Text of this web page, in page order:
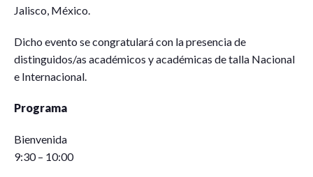
Jalisco, México.
Dicho evento se congratulará con la presencia de
distinguidos/as académicos y académicas de talla Nacional
e Internacional.
Programa
Bienvenida
9:30 – 10:00